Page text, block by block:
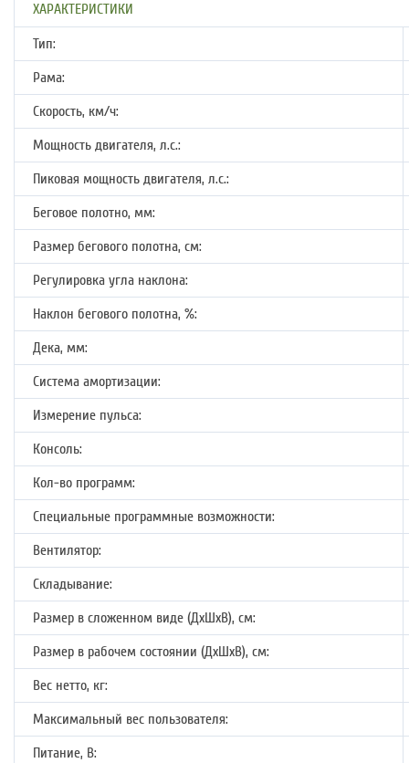
ХАРАКТЕРИСТИКИ
Тип:
Рама:
Скорость, км/ч:
Мощность двигателя, л.с.:
Пиковая мощность двигателя, л.с.:
Беговое полотно, мм:
Размер бегового полотна, см:
Регулировка угла наклона:
Наклон бегового полотна, %:
Дека, мм:
Система амортизации:
Измерение пульса:
Консоль:
Кол-во программ:
Специальные программные возможности:
Вентилятор:
Складывание:
Размер в сложенном виде (ДхШхВ), см:
Размер в рабочем состоянии (ДхШхВ), см:
Вес нетто, кг:
Максимальный вес пользователя:
Питание, В: